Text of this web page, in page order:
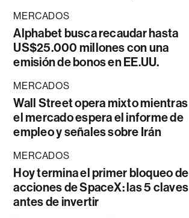
MERCADOS
Alphabet busca recaudar hasta
US$25.000 millones con una
emisión de bonos en EE.UU.
MERCADOS
Wall Street opera mixto mientras
el mercado espera el informe de
empleo y señales sobre Irán
MERCADOS
Hoy termina el primer bloqueo de
acciones de SpaceX: las 5 claves
antes de invertir